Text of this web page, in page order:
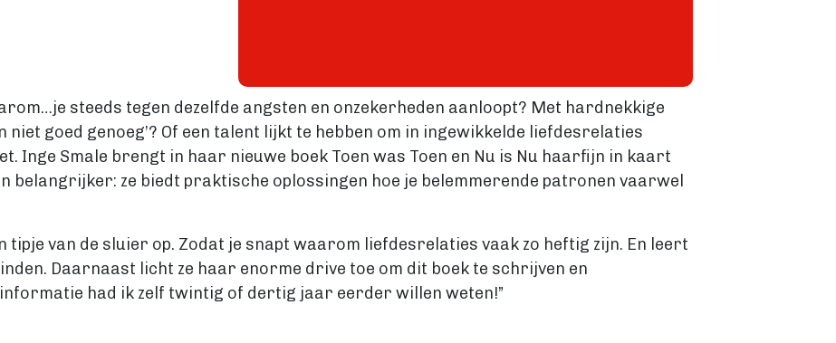
steeds tegen dezelfde angsten en onzekerheden aanloopt? Met hardnekkige
niet goed genoeg’? Of een talent lijkt te hebben om in ingewikkelde liefdesrelaties
Inge Smale brengt in haar nieuwe boek Toen was Toen en Nu is Nu haarfijn in kaart
belangrijker: ze biedt praktische oplossingen hoe je belemmerende patronen vaarwel
tipje van de sluier op. Zodat je snapt waarom liefdesrelaties vaak zo heftig zijn. En leert
Daarnaast licht ze haar enorme drive toe om dit boek te schrijven en
informatie had ik zelf twintig of dertig jaar eerder willen weten!”